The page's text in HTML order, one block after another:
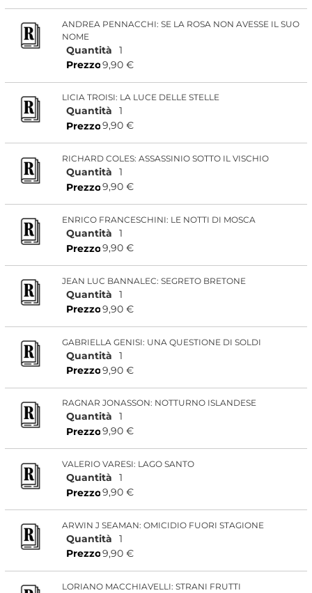
ANDREA PENNACCHI: SE LA ROSA NON AVESSE IL SUO
NOME
Quantità
1
Prezzo9,90 €
LICIA TROISI: LA LUCE DELLE STELLE
Quantità
1
Prezzo9,90 €
RICHARD COLES: ASSASSINIO SOTTO IL VISCHIO
Quantità
1
Prezzo9,90 €
ENRICO FRANCESCHINI: LE NOTTI DI MOSCA
Quantità
1
Prezzo9,90 €
JEAN LUC BANNALEC: SEGRETO BRETONE
Quantità
1
Prezzo9,90 €
GABRIELLA GENISI: UNA QUESTIONE DI SOLDI
Quantità
1
Prezzo9,90 €
RAGNAR JONASSON: NOTTURNO ISLANDESE
Quantità
1
Prezzo9,90 €
VALERIO VARESI: LAGO SANTO
Quantità
1
Prezzo9,90 €
ARWIN J SEAMAN: OMICIDIO FUORI STAGIONE
Quantità
1
Prezzo9,90 €
LORIANO MACCHIAVELLI: STRANI FRUTTI